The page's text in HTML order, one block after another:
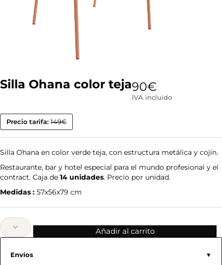
Silla Ohana color teja90€
IVA incluido
Precio tarifa: 149€
Silla Ohana en color verde teja, con estructura metálica y cojín.
Restaurante, bar y hotel especial para el mundo profesional y el
contract. Caja de 14 unidades. Precio por unidad.
Medidas : 57x56x79 cm
Añadir al carrito
Envíos